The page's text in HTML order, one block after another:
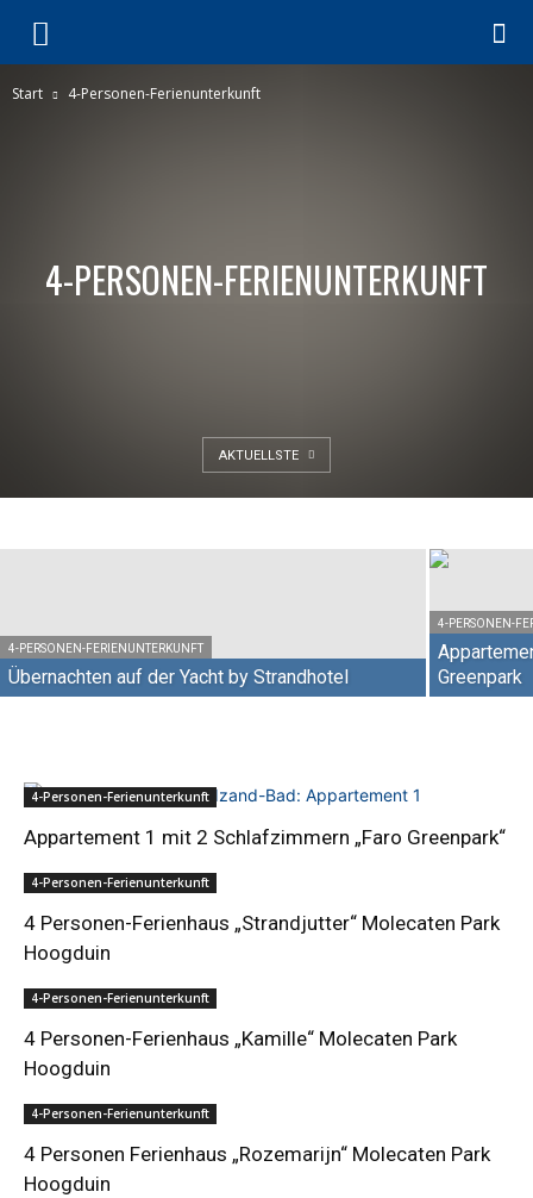
Start 4-Personen-Ferienunterkunft
4-PERSONEN-FERIENUNTERKUNFT
AKTUELLSTE
4-PERSONEN-FERIENUNTERKUNFT
Übernachten auf der Yacht by Strandhotel
4-PERSONEN-
Greenpark
4-Personen-Ferienunterkunft
Appartement 1 mit 2 Schlafzimmern „Faro Greenpark“
4-Personen-Ferienunterkunft
4 Personen-Ferienhaus „Strandjutter“ Molecaten Park
Hoogduin
4-Personen-Ferienunterkunft
4 Personen-Ferienhaus „Kamille“ Molecaten Park
Hoogduin
4-Personen-Ferienunterkunft
4 Personen Ferienhaus „Rozemarijn“ Molecaten Park
Hoogduin